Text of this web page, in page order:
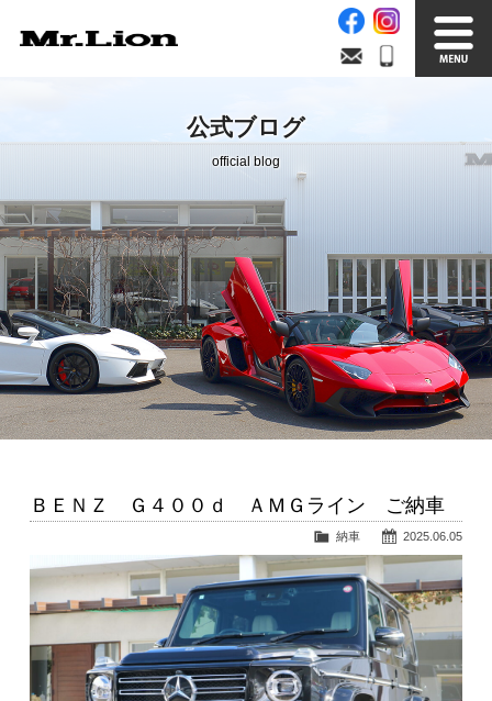
在庫車情報 買取無料査定
Factory
自社工場 サービス案内
Official Blog
公式ブログ
Company info.
会社案内
公式ブログ
official blog
ＢＥＮＺ Ｇ４００ｄ ＡＭＧライン ご納車
2025.06.05
納車